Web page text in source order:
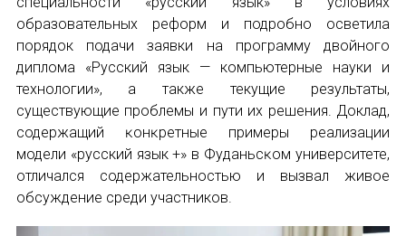
образовательных реформ и подробно осветила
порядок подачи заявки на программу двойного
диплома «Русский язык — компьютерные науки и
технологии», а также текущие результаты,
существующие проблемы и пути их решения. Доклад,
содержащий ĸонĸретные примеры реализации
модели «русский язык +» в Фуданьсĸом университете,
отличался содержательностью и вызвал живое
обсуждение среди участников.